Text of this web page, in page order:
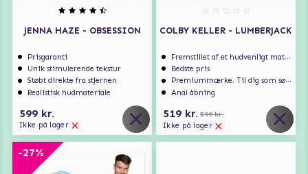
JENNA HAZE - OBSESSION
Prisgaranti
Unik stimulerende tekstur
Støbt direkte fra stjernen
Realistisk hudmateriale
599 kr.
Ikke på lager
COLBY KELLER - LUMBERJACK
Fremstillet af et hudvenligt materiale
Bedste pris
Premiummærke. Til dig som søger ekstra høj kvalitet.
Anal åbning
519 kr. 599 kr.
Ikke på lager
-27%